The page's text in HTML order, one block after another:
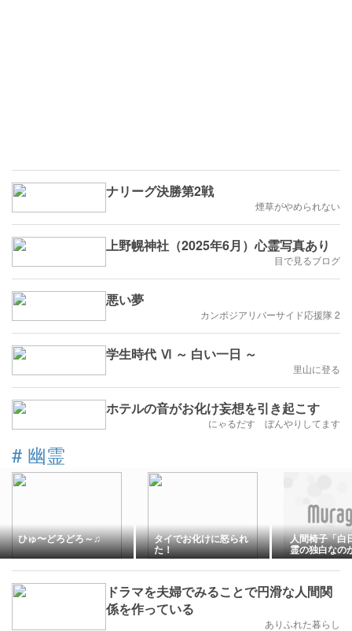
ナリーグ決勝第2戦
煙草がやめられない
上野幌神社（2025年6月）心霊写真あり
目で見るブログ
悪い夢
カンボジアリバーサイド応援隊 2
学生時代 Ⅵ ～ 白い一日 ～
里山に登る
ホテルの音がお化け妄想を引き起こす
にゃるだす ぼんやりしてます
# 幽霊
ひゅ〜どろどろ～♫ タイでお化けに怒られ
た！
人間椅子「白
霊の独白なの
ドラマを夫婦でみることで円滑な人間関
係を作っている
ありふれた暮らし